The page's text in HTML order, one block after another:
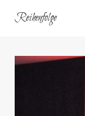
Inhalt
Reihenfolge